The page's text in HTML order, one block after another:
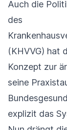
Auch die
des
(KHVVG) hat
Konzept zur
seine
explizit das